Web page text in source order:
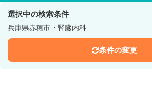
選択中の検索条件
兵庫県赤穂市・腎臓内科
条件の変更